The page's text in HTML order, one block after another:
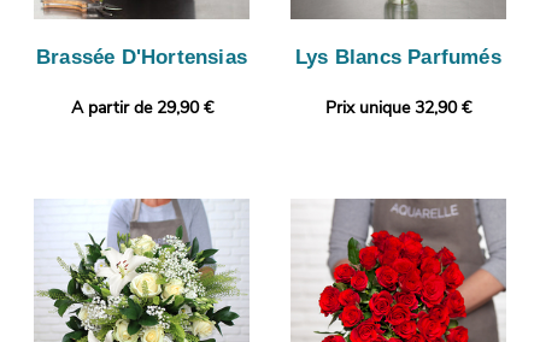
Brassée D'Hortensias
A partir de 29,90 €
Lys Blancs Parfumés
Prix unique 32,90 €